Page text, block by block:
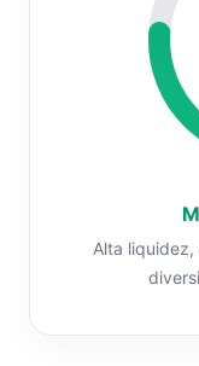
Alta